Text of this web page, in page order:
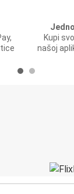
Kupi
našoj